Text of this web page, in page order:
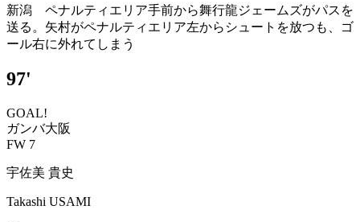
新潟 ペナルティエリア手前から舞行龍ジェームズがパスを
送る。矢村がペナルティエリア左からシュートを放つも、ゴ
ール右に外れてしまう
97'
GOAL!
ガンバ大阪
FW 7
宇佐美 貴史
Takashi USAMI